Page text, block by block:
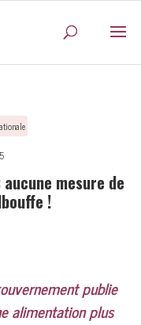
mesure de
!
publie
alimentation plus